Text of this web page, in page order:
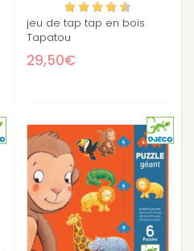
jeu de tap tap en bois
Tapatou
29,50€